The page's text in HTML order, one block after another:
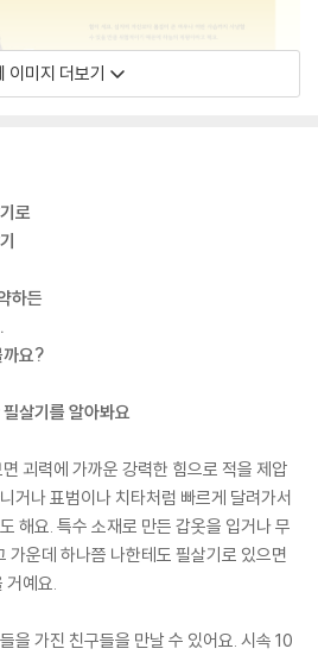
이미지 더보기
로
하든
까요?
살기를 알아봐요
괴력에 가까운 강력한 힘으로 적을 제압
거나 표범이나 치타처럼 빠르게 달려가서
해요. 특수 소재로 만든 갑옷을 입거나 무
가운데 하나쯤 나한테도 필살기로 있으면
거예요.
을 가진 친구들을 만날 수 있어요. 시속 10